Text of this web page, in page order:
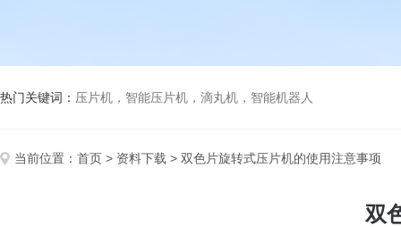
热门关键词： 压片机，智能压片机，滴丸机，智能机器人
当前位置： 首页 > 资料下载 > 双色片旋转式压片机的使用注意事项
双